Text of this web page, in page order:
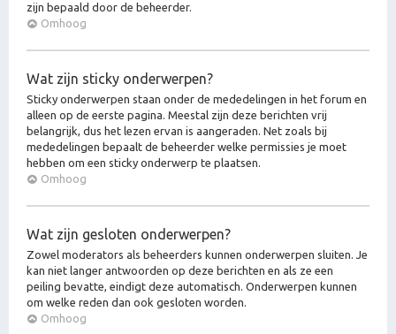
zijn bepaald door de beheerder.
Omhoog
Wat zijn sticky onderwerpen?
Sticky onderwerpen staan onder de mededelingen in het forum en
alleen op de eerste pagina. Meestal zijn deze berichten vrij
belangrijk, dus het lezen ervan is aangeraden. Net zoals bij
mededelingen bepaalt de beheerder welke permissies je moet
hebben om een sticky onderwerp te plaatsen.
Omhoog
Wat zijn gesloten onderwerpen?
Zowel moderators als beheerders kunnen onderwerpen sluiten. Je
kan niet langer antwoorden op deze berichten en als ze een
peiling bevatte, eindigt deze automatisch. Onderwerpen kunnen
om welke reden dan ook gesloten worden.
Omhoog